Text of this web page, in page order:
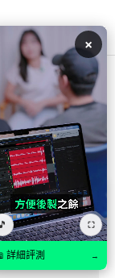
工避風頭
，的士業界就期
。新例大幅提
×
🎵 ⛶
詳細評測 →